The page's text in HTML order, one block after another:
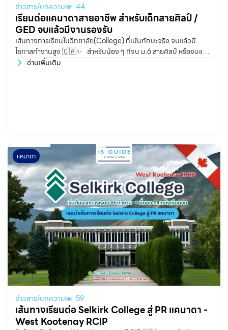
ข่าวสาร/บทความ 44
เรียนต่อแคนาดาสายอาชีพ สำหรับเด็กสายศิลป์ /
GED จบแล้วมีงานรองรับ
เส้นทางการเรียนในวิทยาลัย(College) ที่เน้นทักษะจริง จบแล้วมี
โอกาสทำงานสูง 🇨🇦✨ สำหรับน้อง ๆ ที่จบ ม.6 สายศิลป์ หรือจบแบบ
GED แล้วกำลังมองหาเส้นทางเรียนต่อในประเทศแคนาดา หลายคน
อ่านเพิ่มเติม
แคนาดา
ข่าวสาร/บทความ 59
เส้นทางเรียนต่อ Selkirk College สู่ PR แคนาดา -
West Kootenay RCIP